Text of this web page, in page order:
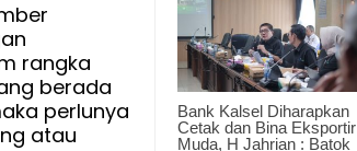
Bank Kalsel Diharapkan
Cetak dan Bina Eksportir
Muda, H Jahrian : Batok
rangka
berada
perlunya
atau